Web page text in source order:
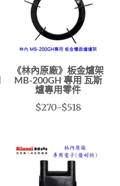
《林內原廠》板金爐架
MB-200GH 專用 瓦斯
爐專用零件
$270-$518